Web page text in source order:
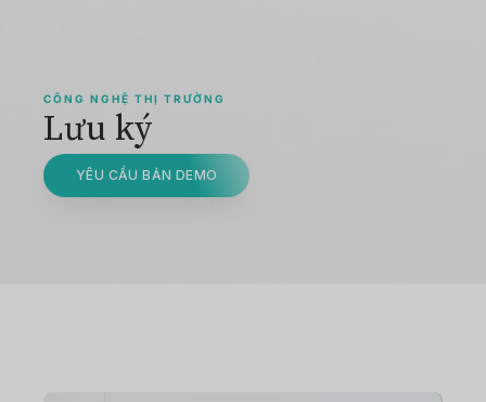
CÔNG NGHỆ THỊ TRƯỜNG
Lưu ký
YÊU CẦU BẢN DEMO